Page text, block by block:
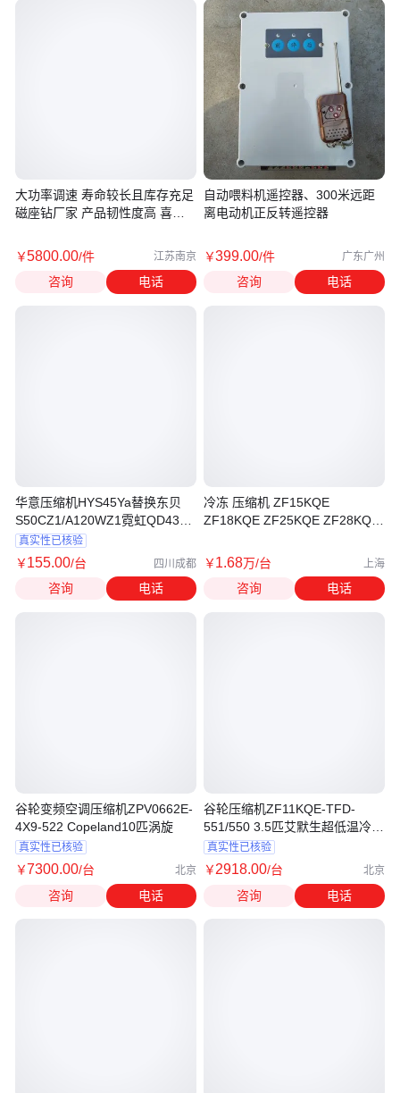
大功率调速 寿命较长且库存充足
磁座钻厂家 产品韧性度高 喜达
￥5800.00/件 江苏南京
咨询 电话
华意压缩机HYS45Ya替换东贝
S50CZ1/A120WZ1霓虹QD43H
万胜QD52H
真实性已核验
￥155.00/台 四川成都
咨询 电话
谷轮变频空调压缩机ZPV0662E-
4X9-522 Copeland10匹涡旋
真实性已核验
￥7300.00/台 北京
咨询 电话
自动喂料机遥控器、300米远距
离电动机正反转遥控器
￥399.00/件 广东广州
咨询 电话
冷冻 压缩机 ZF15KQE
ZF18KQE ZF25KQE ZF28KQE
￥1.68万/台 上海
咨询 电话
谷轮压缩机ZF11KQE-TFD-
551/550 3.5匹艾默生超低温冷冻
压缩机
真实性已核验
￥2918.00/台 北京
咨询 电话